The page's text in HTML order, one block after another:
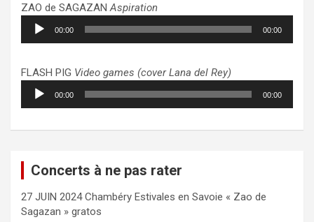
ZAO de SAGAZANAspiration
Lecteur
audio
00:00 00:00
FLASH PIG Video games (cover Lana del Rey)
Lecteur
audio
00:00 00:00
Concerts à ne pas rater
27 JUIN 2024 Chambéry Estivales en Savoie « Zao de
Sagazan » gratos